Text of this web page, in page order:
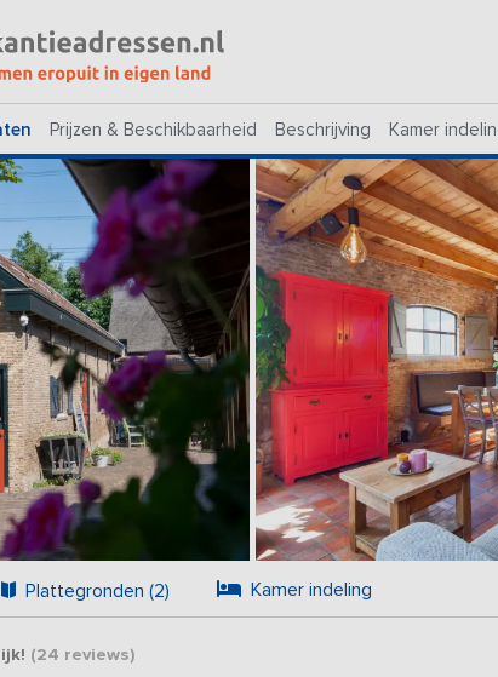
Prijzen & Beschikbaarheid Beschrijving Kamer
Plattegronden (2) Kamer indeling
(24 reviews)